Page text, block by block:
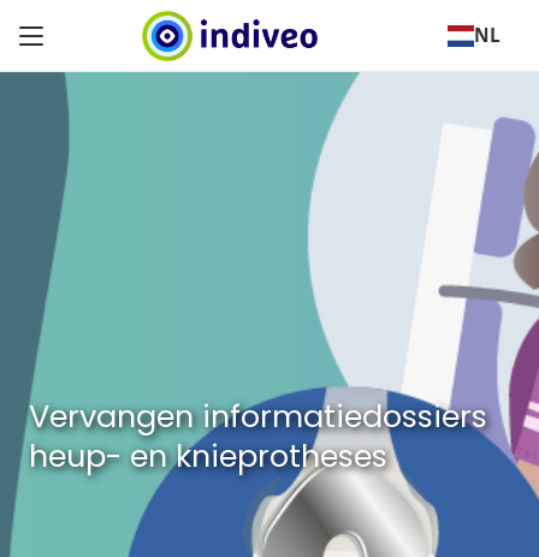
NL
Vervangen informatiedossiers
heup- en knieprotheses